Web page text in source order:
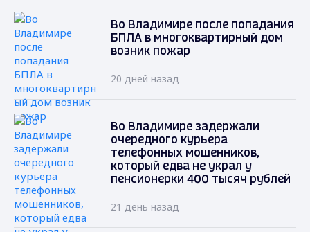
Во Владимире после попадания
БПЛА в многоквартирный дом
возник пожар
20 дней назад
Во Владимире задержали
очередного курьера
телефонных мошенников,
который едва не украл у
пенсионерки 400 тысяч рублей
21 день назад